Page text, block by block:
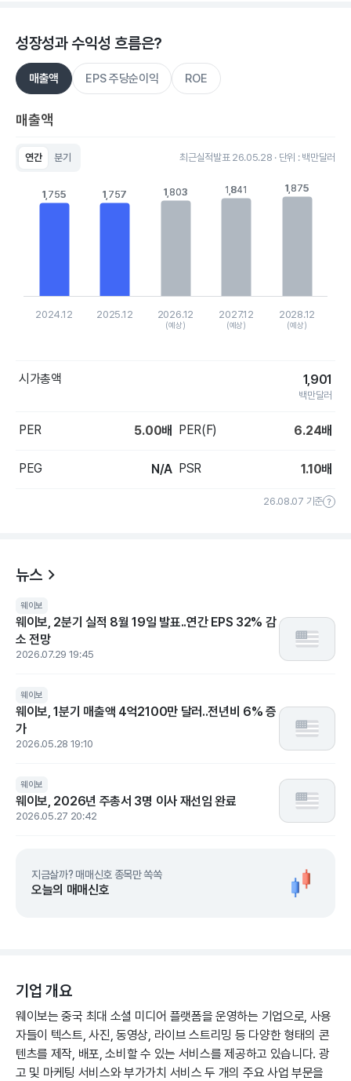
성장성과 수익성 흐름은?
매출액 EPS 주당순이익 ROE
매출액
연간 분기 최근실적발표 26.05.28 · 단위 : 백만달러
Bar chart with 5 bars.
View as data table, Chart
1,755
1,755 1,757
1,757 1,803
1,803 1,841
1,841 1,875
1,875
2024.12 2025.12 2026.12
(예상)
2027.12
(예상)
2028.12
(예상)
시가총액 1,901
백만달러
PER 5.00배 PER(F) 6.24배
PEG N/A PSR 1.10배
26.08.07 기준
뉴스
웨이보
웨이보, 2분기 실적 8월 19일 발표..연간 EPS 32% 감
소 전망
2026.07.29 19:45
웨이보
웨이보, 1분기 매출액 4억2100만 달러..전년비 6% 증
가
2026.05.28 19:10
웨이보
웨이보, 2026년 주총서 3명 이사 재선임 완료
2026.05.27 20:42
지금살까? 매매신호 종목만 쏙쏙
오늘의 매매신호
기업 개요
웨이보는 중국 최대 소셜 미디어 플랫폼을 운영하는 기업으로, 사용
자들이 텍스트, 사진, 동영상, 라이브 스트리밍 등 다양한 형태의 콘
텐츠를 제작, 배포, 소비할 수 있는 서비스를 제공하고 있습니다. 광
고 및 마케팅 서비스와 부가가치 서비스 두 개의 주요 사업 부문을